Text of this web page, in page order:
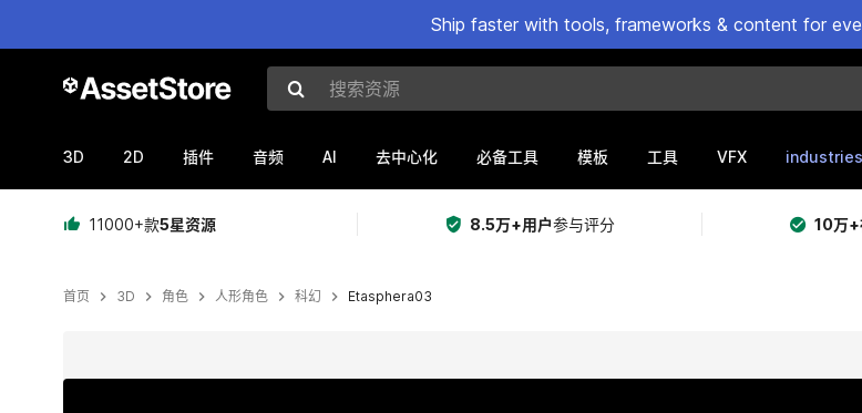
Ship faster with tools, frameworks & content for
搜索资源
3D 2D 插件 音频 AI 去中心化 必备工具 模板 工具 VFX industries
11000+款5星资源 8.5万+用户参与评分 10万+
首页 3D 角色 人形角色 科幻 Etasphera03